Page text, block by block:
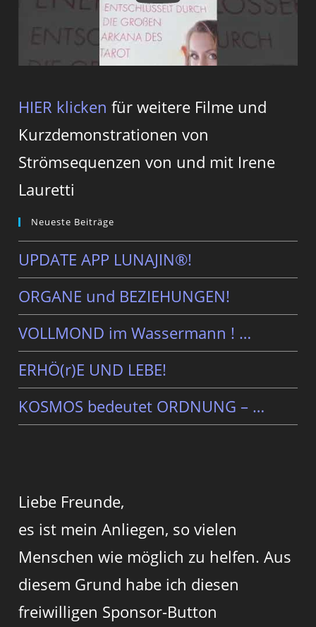
HIER klicken für weitere Filme und
Kurzdemonstrationen von
Strömsequenzen von und mit Irene
Lauretti
Neueste Beiträge
UPDATE APP LUNAJIN®!
ORGANE und BEZIEHUNGEN!
VOLLMOND im Wassermann ! …
ERHÖ(r)E UND LEBE!
KOSMOS bedeutet ORDNUNG – …
Liebe Freunde,
es ist mein Anliegen, so vielen
Menschen wie möglich zu helfen. Aus
diesem Grund habe ich diesen
freiwilligen Sponsor-Button